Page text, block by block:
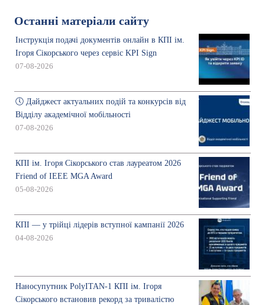
Останні матеріали сайту
Інструкція подачі документів онлайн в КПІ ім.
Ігоря Сікорського через сервіс KPI Sign
07-08-2026
🕔 Дайджест актуальних подій та конкурсів від
Відділу академічної мобільності
07-08-2026
КПІ ім. Ігоря Сікорського став лауреатом 2026
Friend of IEEE MGA Award
05-08-2026
КПІ — у трійці лідерів вступної кампанії 2026
04-08-2026
Наносупутник PolyITAN-1 КПІ ім. Ігоря
Сікорського встановив рекорд за тривалістю